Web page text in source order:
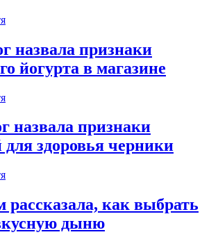
назвала признаки
йогурта в магазине
назвала признаки
для здоровья черники
рассказала, как выбрать
дыню